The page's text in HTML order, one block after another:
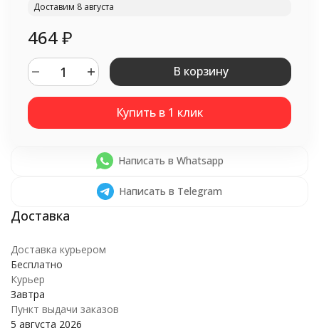
Доставим 8 августа
464₽
В корзину
Написать в Whatsapp
Написать в Telegram
Доставка курьером
Бесплатно
Курьер
Завтра
Пункт выдачи заказов
5 августа 2026